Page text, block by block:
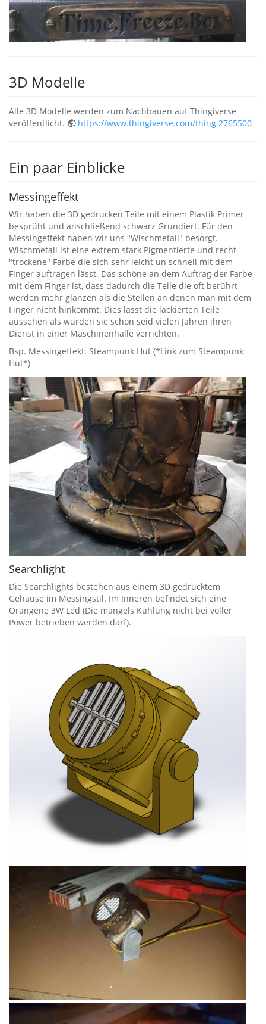
3D Modelle
Alle 3D Modelle werden zum Nachbauen auf Thingiverse
veröffentlicht.
https://www.thingiverse.com/thing:2765500
Ein paar Einblicke
Messingeffekt
Wir haben die 3D gedrucken Teile mit einem Plastik Primer
besprüht und anschließend schwarz Grundiert. Für den
Messingeffekt haben wir uns "Wischmetall" besorgt.
Wischmetall ist eine extrem stark Pigmentierte und recht
"trockene" Farbe die sich sehr leicht un schnell mit dem
Finger auftragen lässt. Das schöne an dem Auftrag der Farbe
mit dem Finger ist, dass dadurch die Teile die oft berührt
werden mehr glänzen als die Stellen an denen man mit dem
Finger nicht hinkommt. Dies lässt die lackierten Teile
aussehen als würden sie schon seid vielen Jahren ihren
Dienst in einer Maschinenhalle verrichten.
Bsp. Messingeffekt: Steampunk Hut (*Link zum Steampunk
Hut*)
Searchlight
Die Searchlights bestehen aus einem 3D gedrucktem
Gehäuse im Messingstil. Im Inneren befindet sich eine
Orangene 3W Led (Die mangels Kühlung nicht bei voller
Power betrieben werden darf).